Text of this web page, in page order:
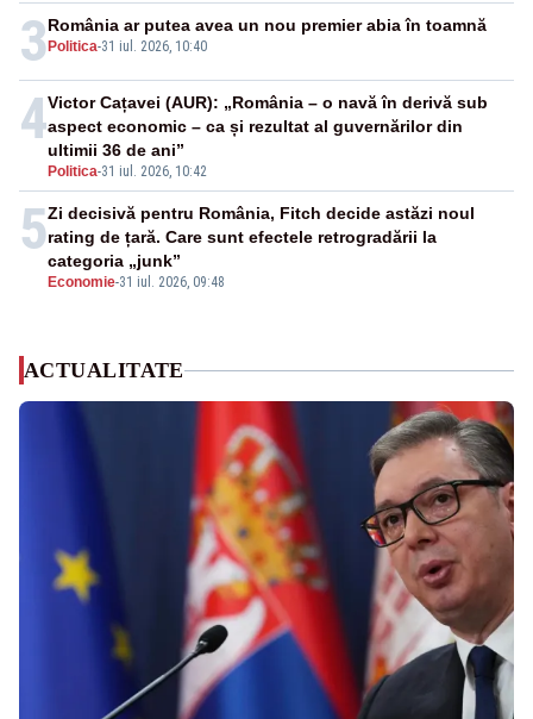
3 Politica-31 iul. 2026, 10:40
România ar putea avea un nou premier abia în toamnă
4
Politica-31 iul. 2026, 10:42
Victor Cațavei (AUR): „România – o navă în derivă sub
aspect economic – ca și rezultat al guvernărilor din
ultimii 36 de ani”
5
Economie-31 iul. 2026, 09:48
Zi decisivă pentru România, Fitch decide astăzi noul
rating de țară. Care sunt efectele retrogradării la
categoria „junk”
ACTUALITATE